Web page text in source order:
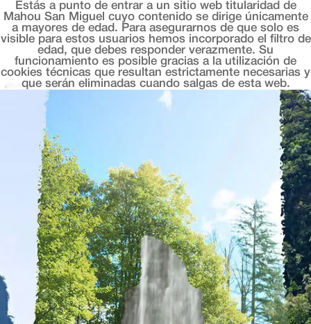
Bellavista
OASIS CORONA 2026
Av. de José García Bernardo, 256, Gijón, 33203
Este establecimiento gijonés hace honor a su
nombre ofreciendo una panorámica inigualable de
la playa de San Lorenzo. Con una cocina centrada
en el producto local, Bellavista es el referente de
Gijón para grandes celebraciones. Al caer la tarde,
el cielo asturiano se refleja en el mar, creando un
espectáculo para brindar en compañía
CÓMO LLEGAR
COMPARTIR
Estás a punto de entrar a un sitio web titularidad de
Mahou San Miguel cuyo contenido se dirige únicamente
a mayores de edad. Para asegurarnos de que solo es
visible para estos usuarios hemos incorporado el filtro de
edad, que debes responder verazmente. Su
funcionamiento es posible gracias a la utilización de
cookies técnicas que resultan estrictamente necesarias y
que serán eliminadas cuando salgas de esta web.